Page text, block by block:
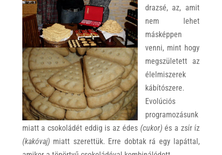
drazsé, az, amit
nem lehet
másképpen
venni, mint hogy
megszületett az
élelmiszerek
kábítószere.
Evolúciós
programozásunk
miatt a csokoládét eddig is az édes (cukor) és a zsír íz
(kakóvaj) miatt szerettük. Erre dobtak rá egy lapáttal,